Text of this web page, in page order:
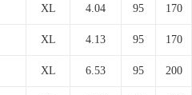
XL 4.04 95 170
XL 4.13 95 170
XL 6.53 95 200